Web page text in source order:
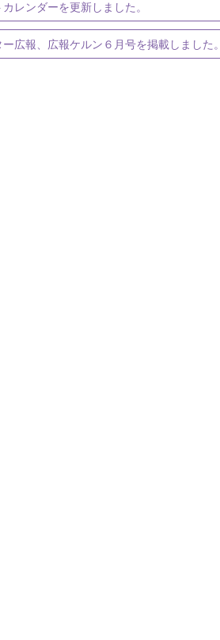
レンダーを更新しました。
広報、広報ケルン６月号を掲載しました。